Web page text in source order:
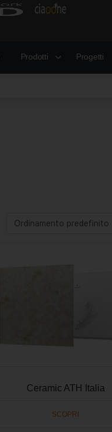
Prodotti Progetti
Ceramic ATH Italia
SCOPRI